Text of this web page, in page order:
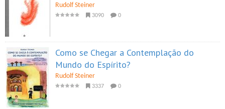
Rudolf Steiner
3090 0
Como se Chegar a Contemplação do
Mundo do Espírito?
Rudolf Steiner
3337 0